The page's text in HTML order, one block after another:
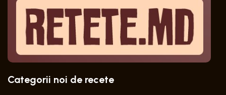
Categorii noi de recete